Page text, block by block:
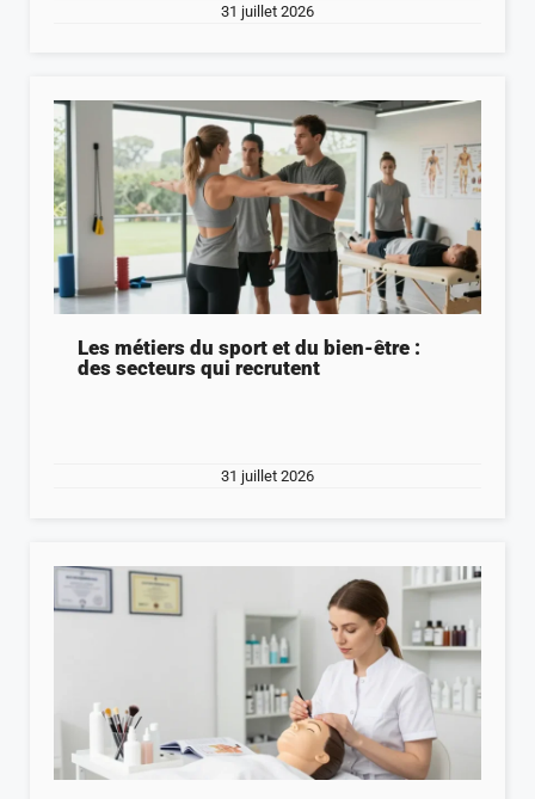
31 juillet 2026
Les métiers du sport et du bien-être :
des secteurs qui recrutent
31 juillet 2026